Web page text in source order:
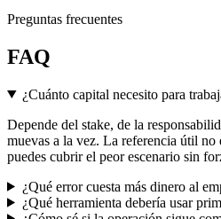
Preguntas frecuentes
FAQ
¿Cuánto capital necesito para
Depende del stake, de la
muevas a la vez. La referencia útil no
puedes cubrir el peor escenario sin
¿Qué error cuesta más dinero al
¿Qué herramienta debería usar